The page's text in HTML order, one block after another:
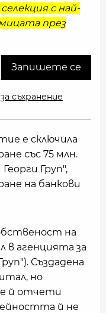
с най-
през
съхранение
е сключила
със 75 млн.
Груп",
на банкови
на
в агенцията за
Създадена
но
й отчети
й не